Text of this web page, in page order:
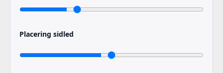
Placering sidled